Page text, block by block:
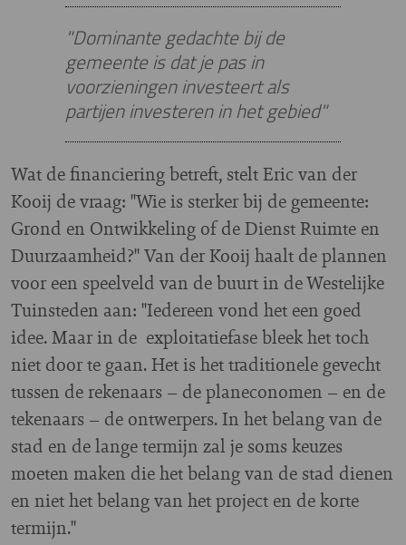
"Dominante gedachte bij de
gemeente is dat je pas in
voorzieningen investeert als
partijen investeren in het gebied"
Wat de financiering betreft, stelt Eric van der
Kooij de vraag: "Wie is sterker bij de gemeente:
Grond en Ontwikkeling of de Dienst Ruimte en
Duurzaamheid?" Van der Kooij haalt de plannen
voor een speelveld van de buurt in de Westelijke
Tuinsteden aan: "Iedereen vond het een goed
idee. Maar in de exploitatiefase bleek het toch
niet door te gaan. Het is het traditionele gevecht
tussen de rekenaars – de planeconomen – en de
tekenaars – de ontwerpers. In het belang van de
stad en de lange termijn zal je soms keuzes
moeten maken die het belang van de stad dienen
en niet het belang van het project en de korte
termijn."